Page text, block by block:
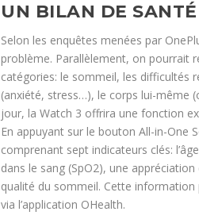
UN BILAN DE
Selon les enquêtes menées par
problème. Parallèlement, on pourrait
catégories: le sommeil, les difficultés
(anxiété, stress…), le corps lui-même
jour, la Watch 3 offrira une fonction
En appuyant sur le bouton All-in-One
comprenant sept indicateurs clés:
dans le sang (SpO2), une
qualité du sommeil. Cette
via l’application OHealth.